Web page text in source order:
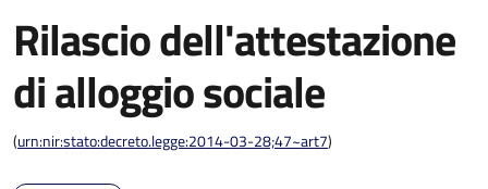
Rilascio dell'attestazione
di alloggio sociale
(urn:nir:stato:decreto.legge:2014-03-28;47~art7)